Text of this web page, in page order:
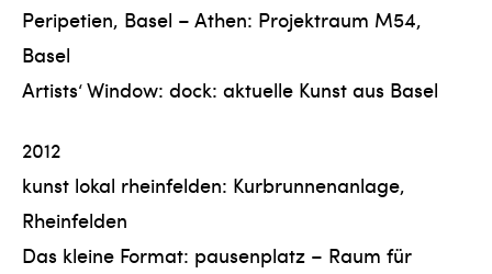
Peripetien, Basel – Athen: Projektraum M54,
Basel
Artists‘ Window: dock: aktuelle Kunst aus Basel
2012
kunst lokal rheinfelden: Kurbrunnenanlage,
Rheinfelden
Das kleine Format: pausenplatz – Raum für